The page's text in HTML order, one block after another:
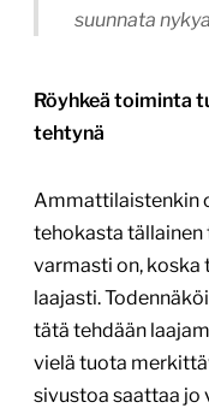
suunnata
Röyhkeä toiminta
tehtynä
Ammattilaistenkin
tehokasta tällainen
varmasti on, koska
laajasti.
tätä tehdään
vielä tuota
sivustoa saattaa jo